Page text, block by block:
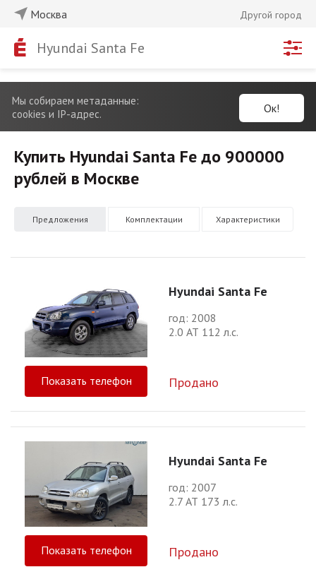
Москва Другой город
Hyundai Santa Fe
Мы собираем метаданные:
cookies и IP-адрес.
Ок!
Купить Hyundai Santa Fe до 900000
рублей в Москве
Предложения Комплектации Характеристики
Hyundai Santa Fe
год: 2008
2.0 АТ 112 л.с.
Показать телефон Продано
Hyundai Santa Fe
год: 2007
2.7 АТ 173 л.с.
Показать телефон Продано